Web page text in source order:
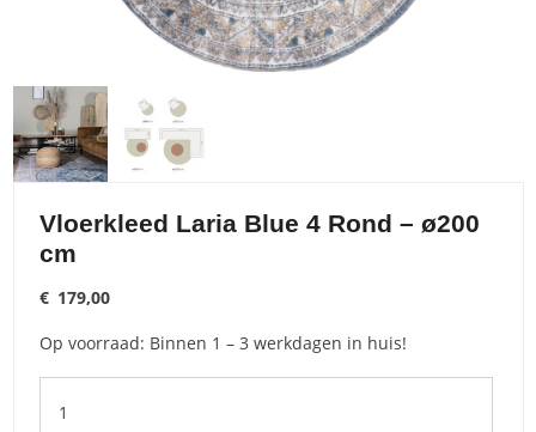
Vloerkleed Laria Blue 4 Rond – ø200
cm
€ 179,00
Op voorraad: Binnen 1 – 3 werkdagen in huis!
Laria